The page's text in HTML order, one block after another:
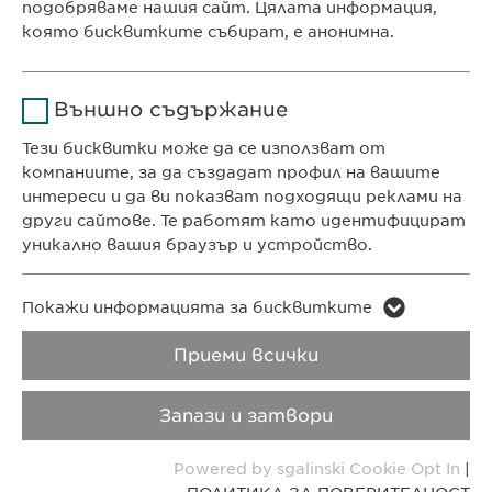
ул. „8-ми декември“ № 13
КОНТАКТ
Телефон: +359 2 962 12 00
e-mail:info@ewopharma.bg
ПОВЕРИТЕЛНОСТ
ПОЛИТИКА НА
БИСКВИТКИТЕ
Авторски права
Copyright © Ewopharma AG
Продължителност 1 година
Цел
Съхранява състоянието
бисквитките на
потребителите.
подобряваме нашия сайт. Цялата информация,
която бисквитките събират, е анонимна.
Продължителност 1 day
Цел Generates statistical data.
Име vuid
Vimeo
visiting the website.
Външно съдържание
Тези бисквитки може да се използват от
компаниите, за да създадат профил на вашите
интереси и да ви показват подходящи реклами на
други сайтове. Те работят като идентифицират
уникално вашия браузър и устройство.
Име LinkedIn
LinkedIn
използването на
Покажи информацията за бисквитките
Запази и затвори
Приеми всички
Powered by sgalinski Cookie Opt In